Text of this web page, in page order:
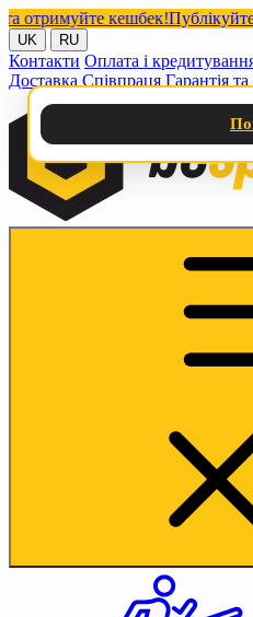
кешбек!Публікуйте
UK RU
Контакти Оплата і
Доставка Співпраця Гарантія та